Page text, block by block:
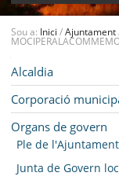
BELL-LLOC
Sou a: Inici /Ajuntament
Alcaldia
Corporació
Organs de govern
Ple de l'Ajuntament
Junta de Govern